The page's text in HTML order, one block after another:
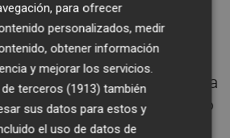
en el campeonato
Tomás Teixeira y
se han repartido los
victorias para Teixeira y una
su parte, en el campeonato
ha logrado un
para ofrecer
personalizados, medir
obtener información
y mejorar los servicios.
terceros (1913) también
sus datos para estos y
el uso de datos de